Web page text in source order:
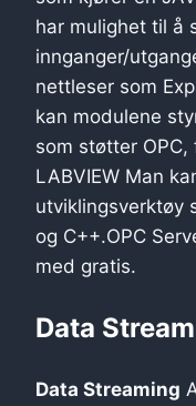
har mulighet til å
innganger/
nettleser som
kan modulene
som støtter OPC,
LABVIEW Man
utviklingsverktøy
og C++.OPC
med gratis.
Data
Data Streaming